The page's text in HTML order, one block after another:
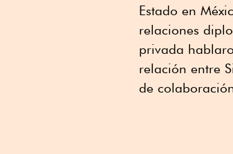
Estado en
relaciones
privada
relación entre
de